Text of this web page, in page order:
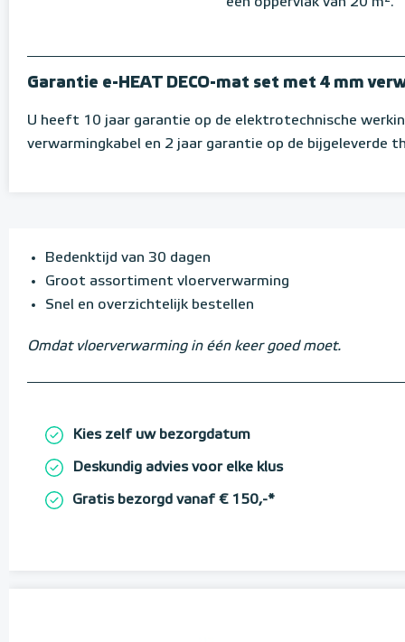
een oppervlak van 20 m².
Garantie e-HEAT DECO-mat set met 4 mm
U heeft 10 jaar garantie op de elektrotechnische
verwarmingkabel en 2 jaar garantie op de bijgeleverde
Bedenktijd van 30 dagen
Groot assortiment vloerverwarming
Snel en overzichtelijk bestellen
Omdat vloerverwarming in één keer goed moet.
Kies zelf uw bezorgdatum
Deskundig advies voor elke klus
Gratis bezorgd vanaf € 150,-*